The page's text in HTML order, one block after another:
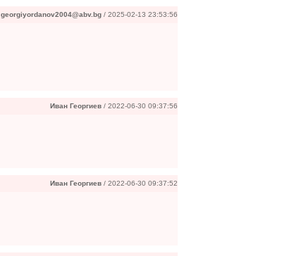
georgiyordanov2004@abv.bg / 2025-02-13 23:53:56
Иван Георгиев / 2022-06-30 09:37:56
Иван Георгиев / 2022-06-30 09:37:52